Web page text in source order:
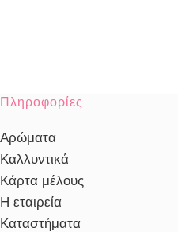
Πληροφορίες
Αρώματα
Καλλυντικά
Κάρτα μέλους
Η εταιρεία
Καταστήματα